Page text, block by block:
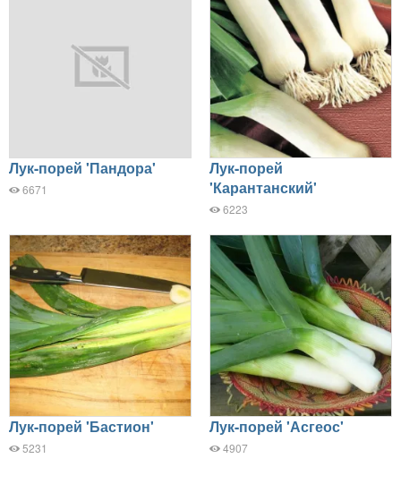
Лук-порей 'Пандора'
6671
Лук-порей
'Карантанский'
6223
Лук-порей 'Бастион'
5231
Лук-порей 'Асгеос'
4907